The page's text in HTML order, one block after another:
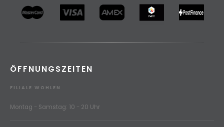
ÖFFNUNGSZEITEN
FILIALE WOHLEN
Montag - Samstag: 10 - 20 Uhr